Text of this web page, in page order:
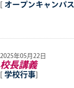
[ オープンキャンパス
2025年05月22日
校長講義
[ 学校行事]